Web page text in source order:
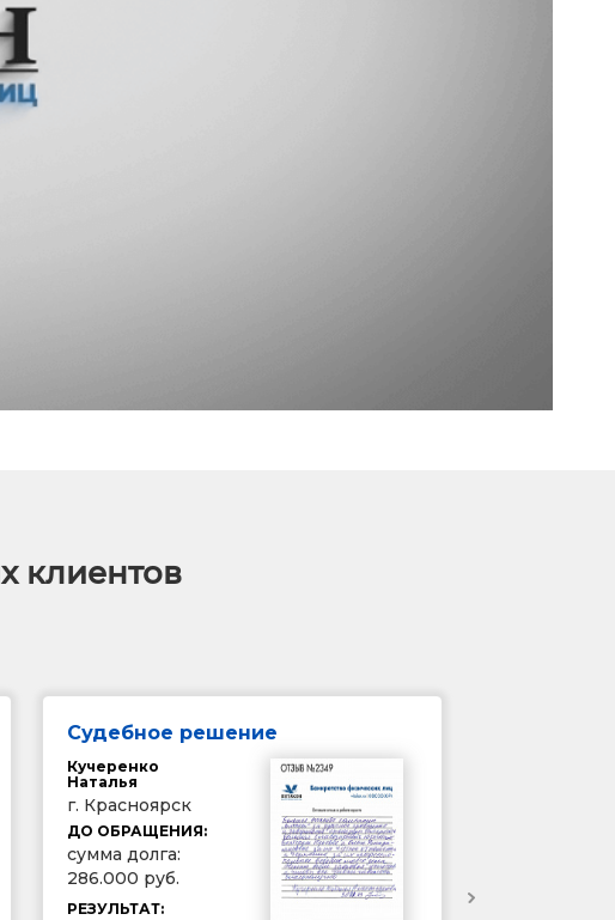
клиентов
Судебное решение
Кучеренко
Наталья
г. Красноярск
ДО ОБРАЩЕНИЯ:
сумма долга:
286.000 руб.
РЕЗУЛЬТАТ: